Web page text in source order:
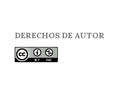
DERECHOS DE AUTOR